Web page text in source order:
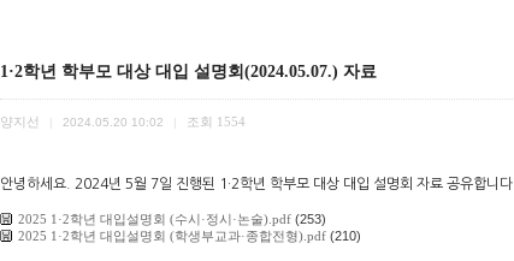
1·2학년 학부모 대상 대입 설명회(2024.05.07.) 자료
양지선 2024.05.20 10:02 조회 1554
안녕하세요. 2024년 5월 7일 진행된 1·2학년 학부모 대상 대입 설명회 자료 공유합니다.
2025 1·2학년 대입설명회 (수시·정시·논술).pdf (253)
2025 1·2학년 대입설명회 (학생부교과·종합전형).pdf (210)